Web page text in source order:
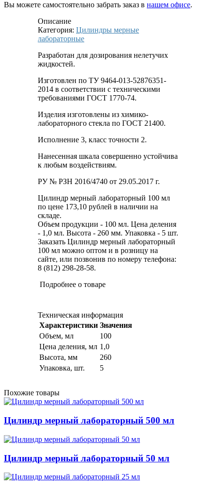
Вы можете самостоятельно забрать заказ в нашем офисе.
Описание
Категория: Цилиндры мерные
лабораторные
Разработан для дозирования нелетучих
жидкостей.
Изготовлен по ТУ 9464-013-52876351-
2014 в соответствии с техническими
требованиями ГОСТ 1770-74.
Изделия изготовлены из химико-
лабораторного стекла по ГОСТ 21400.
Исполнение 3, класс точности 2.
Нанесенная шкала совершенно устойчива
к любым воздействиям.
РУ № РЗН 2016/4740 от 29.05.2017 г.
Цилиндр мерный лабораторный 100 мл
по цене 173,10 рублей в наличии на
складе.
Объем продукции - 100 мл. Цена деления
- 1,0 мл. Высота - 260 мм. Упаковка - 5 шт.
Заказать Цилиндр мерный лабораторный
100 мл можно оптом и в розницу на
сайте, или позвонив по номеру телефона:
8 (812) 298-28-58.
Подробнее о товаре
Техническая информация
Характеристики Значения
Объем, мл
100
Цена деления, мл 1,0
Высота, мм
260
Упаковка, шт.
5
Похожие товары
Цилиндр мерный лабораторный 500 мл
Цилиндр мерный лабораторный 50 мл